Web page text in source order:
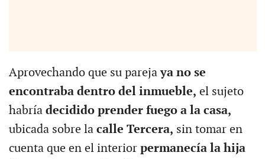
Aprovechando que su parejaya no se
encontraba dentro del inmueble, el sujeto
habríadecidido prender fuego a la casa,
ubicada sobre la calle Tercera, sin tomar en
cuenta que en el interior permanecía la hija